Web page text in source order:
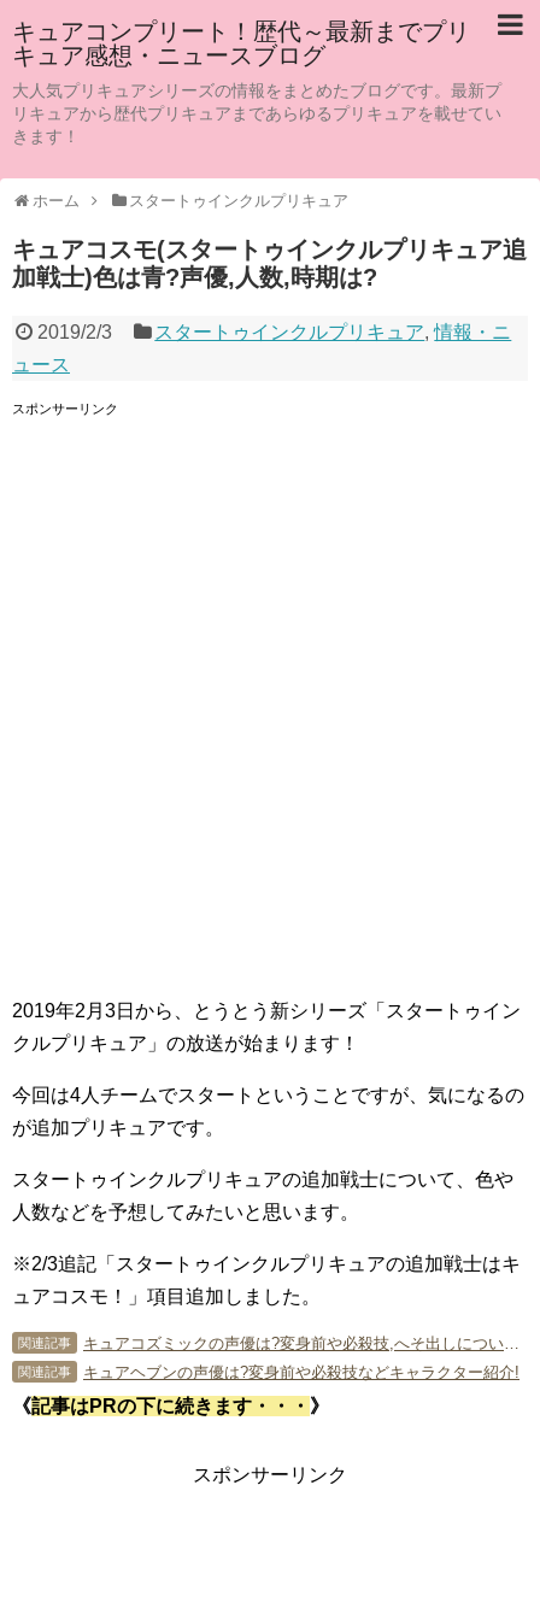
キュアコンプリート！歴代～最新までプリ
キュア感想・ニュースブログ
大人気プリキュアシリーズの情報をまとめたブログです。最新プ
リキュアから歴代プリキュアまであらゆるプリキュアを載せてい
きます！
ホーム スタートゥインクルプリキュア
キュアコスモ(スタートゥインクルプリキュア追
加戦士)色は青?声優,人数,時期は?
2019/2/3 スタートゥインクルプリキュア,情報・ニ
ュース
スポンサーリンク
2019年2月3日から、とうとう新シリーズ「スタートゥイン
クルプリキュア」の放送が始まります！
今回は4人チームでスタートということですが、気になるの
が追加プリキュアです。
スタートゥインクルプリキュアの追加戦士について、色や
人数などを予想してみたいと思います。
※2/3追記「スタートゥインクルプリキュアの追加戦士はキ
ュアコスモ！」項目追加しました。
関連記事 キュアコズミックの声優は?変身前や必殺技,へそ出しについて！
関連記事 キュアヘブンの声優は?変身前や必殺技などキャラクター紹介!
《記事はPRの下に続きます・・・ 》
スポンサーリンク